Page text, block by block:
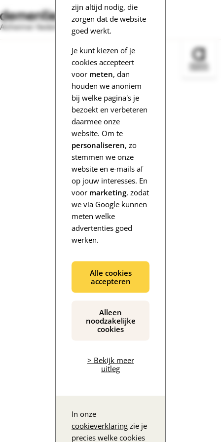
zijn altijd nodig, die
zorgen dat de website
goed werkt.
Je kunt kiezen of je
cookies accepteert
voor meten, dan
houden we anoniem
bij welke pagina's je
bezoekt en verbeteren
daarmee onze
website. Om te
personaliseren, zo
stemmen we onze
website en e-mails af
op jouw interesses. En
voor marketing, zodat
we via Google kunnen
meten welke
advertenties goed
werken.
Alle cookies
accepteren
Alleen
noodzakelijke
cookies
> Bekijk meer
uitleg
In onze
cookieverklaring zie je
precies welke cookies
Alzheimer Nederland
De inhoud wordt geladen...